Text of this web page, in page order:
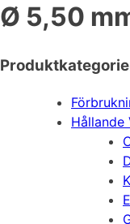
Ø 5,50
Hållande